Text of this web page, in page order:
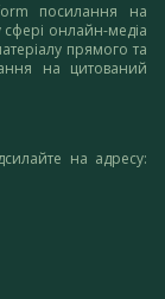
посилання на
сфері онлайн-медіа
прямого та
на цитований
на адресу: